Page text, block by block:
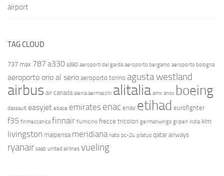
airport
TAG CLOUD
737 max 787 a330 a380 aeroporti del garda aeroporto bergamo aeroporto bologna
aeroporto orio al serio aeroporto torino agusta westland
airbus air canada alenia aermacchi alitalia amx ansv boeing
dassault easyjet ebace emirates enac enav etihad eurofighter
f35 finmeccanica finnair fiumicino frecce tricolori germanwings gripen india klm
livingston malpensa meridiana nato pc-24 pilatus qatar airways
ryanair saab united airlines vueling